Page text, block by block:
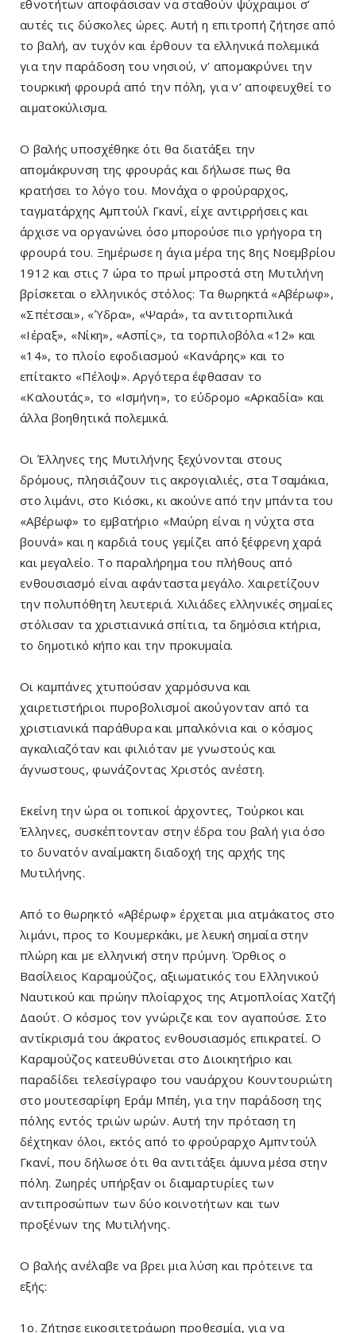
εθνοτήτων αποφάσισαν να σταθούν ψύχραιμοι σ’
αυτές τις δύσκολες ώρες. Αυτή η επιτροπή ζήτησε από
το βαλή, αν τυχόν και έρθουν τα ελληνικά πολεμικά
για την παράδοση του νησιού, ν’ απομακρύνει την
τουρκική φρουρά από την πόλη, για ν’ αποφευχθεί το
αιματοκύλισμα.
O βαλής υποσχέθηκε ότι θα διατάξει την
απομάκρυνση της φρουράς και δήλωσε πως θα
κρατήσει το λόγο του. Μονάχα ο φρούραρχος,
ταγματάρχης Αμπτούλ Γκανί, είχε αντιρρήσεις και
άρχισε να οργανώνει όσο μπορούσε πιο γρήγορα τη
φρουρά του. Ξημέρωσε η άγια μέρα της 8ης Νοεμβρίου
1912 και στις 7 ώρα το πρωί μπροστά στη Μυτιλήνη
βρίσκεται ο ελληνικός στόλος: Τα θωρηκτά «Αβέρωφ»,
«Σπέτσαι», «Ύδρα», «Ψαρά», τα αντιτορπιλικά
«Ιέραξ», «Νίκη», «Ασπίς», τα τορπιλοβόλα «12» και
«14», το πλοίο εφοδιασμού «Κανάρης» και το
επίτακτο «Πέλοψ». Αργότερα έφθασαν το
«Καλουτάς», το «Ισμήνη», το εύδρομο «Αρκαδία» και
άλλα βοηθητικά πολεμικά.
Οι Έλληνες της Μυτιλήνης ξεχύνονται στους
δρόμους, πλησιάζουν τις ακρογιαλιές, στα Τσαμάκια,
στο λιμάνι, στο Κιόσκι, κι ακούνε από την μπάντα του
«Αβέρωφ» το εμβατήριο «Μαύρη είναι η νύχτα στα
βουνά» και η καρδιά τους γεμίζει από ξέφρενη χαρά
και μεγαλείο. Το παραλήρημα του πλήθους από
ενθουσιασμό είναι αφάνταστα μεγάλο. Χαιρετίζουν
την πολυπόθητη λευτεριά. Χιλιάδες ελληνικές σημαίες
στόλισαν τα χριστιανικά σπίτια, τα δημόσια κτήρια,
το δημοτικό κήπο και την προκυμαία.
Οι καμπάνες χτυπούσαν χαρμόσυνα και
χαιρετιστήριοι πυροβολισμοί ακούγονταν από τα
χριστιανικά παράθυρα και μπαλκόνια και ο κόσμος
αγκαλιαζόταν και φιλιόταν με γνωστούς και
άγνωστους, φωνάζοντας Χριστός ανέστη.
Εκείνη την ώρα οι τοπικοί άρχοντες, Τούρκοι και
Έλληνες, συσκέπτονταν στην έδρα του βαλή για όσο
το δυνατόν αναίμακτη διαδοχή της αρχής της
Μυτιλήνης.
Από το θωρηκτό «Αβέρωφ» έρχεται μια ατμάκατος στο
λιμάνι, προς το Κουμερκάκι, με λευκή σημαία στην
πλώρη και με ελληνική στην πρύμνη. Όρθιος ο
Βασίλειος Καραμούζος, αξιωματικός του Ελληνικού
Ναυτικού και πρώην πλοίαρχος της Ατμοπλοίας Χατζή
Δαούτ. O κόσμος τον γνώριζε και τον αγαπούσε. Στο
αντίκρισμά του άκρατος ενθουσιασμός επικρατεί. O
Καραμούζος κατευθύνεται στο Διοικητήριο και
παραδίδει τελεσίγραφο του ναυάρχου Κουντουριώτη
στο μουτεσαρίφη Εράμ Μπέη, για την παράδοση της
πόλης εντός τριών ωρών. Αυτή την πρόταση τη
δέχτηκαν όλοι, εκτός από το φρούραρχο Αμπντούλ
Γκανί, που δήλωσε ότι θα αντιτάξει άμυνα μέσα στην
πόλη. Ζωηρές υπήρξαν οι διαμαρτυρίες των
αντιπροσώπων των δύο κοινοτήτων και των
προξένων της Μυτιλήνης.
O βαλής ανέλαβε να βρει μια λύση και πρότεινε τα
εξής:
1ο. Ζήτησε εικοσιτετράωρη προθεσμία, για να